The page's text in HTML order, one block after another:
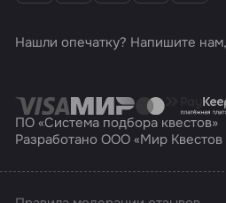
Нашли опечатку? Напишите
ПО «Система подбора квестов»
Разработано ООО «Мир Квестов